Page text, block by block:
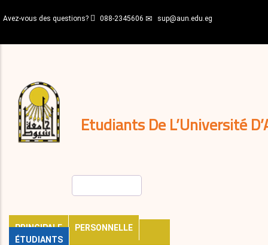
au
principal
Avez-vous des questions? 088-2345606 sup@aun.edu.eg
Etudiants De L’Université
PRINCIPALE
PERSONNELLE
ÉTUDIANTS
décisions
Expatriés
Journal